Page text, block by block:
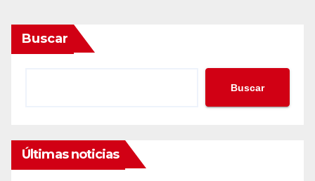
Buscar
Buscar
Últimas noticias